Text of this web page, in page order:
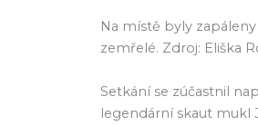
Na místě byly zapáleny
zemřelé. Zdroj: Eliška
Setkání se zúčastnil
legendární skaut mukl